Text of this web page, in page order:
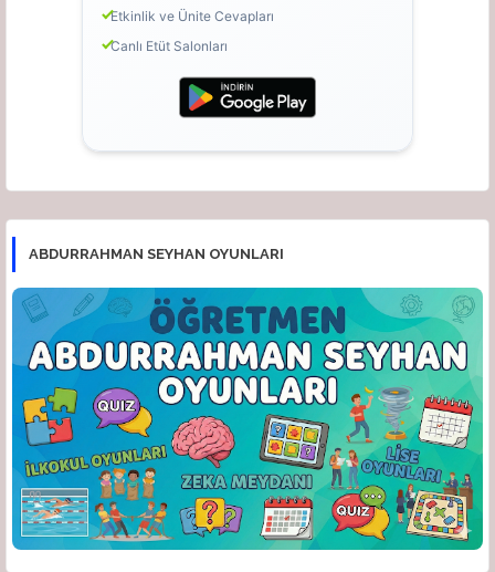
Etkinlik ve Ünite Cevapları
Canlı Etüt Salonları
ABDURRAHMAN SEYHAN OYUNLARI